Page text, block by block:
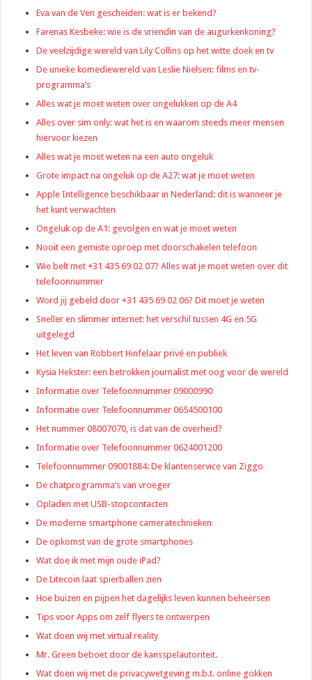
Eva van de Ven gescheiden: wat is er bekend?
Farenas Kesbeke: wie is de vriendin van de augurkenkoning?
De veelzijdige wereld van Lily Collins op het witte doek en tv
De unieke komediewereld van Leslie Nielsen: films en tv-
programma’s
Alles wat je moet weten over ongelukken op de A4
Alles over sim only: wat het is en waarom steeds meer mensen
hiervoor kiezen
Alles wat je moet weten na een auto ongeluk
Grote impact na ongeluk op de A27: wat je moet weten
Apple Intelligence beschikbaar in Nederland: dit is wanneer je
het kunt verwachten
Ongeluk op de A1: gevolgen en wat je moet weten
Nooit een gemiste oproep met doorschakelen telefoon
Wie belt met +31 435 69 02 07? Alles wat je moet weten over dit
telefoonnummer
Word jij gebeld door +31 435 69 02 06? Dit moet je weten
Sneller en slimmer internet: het verschil tussen 4G en 5G
uitgelegd
Het leven van Robbert Hinfelaar privé en publiek
Kysia Hekster: een betrokken journalist met oog voor de wereld
Informatie over Telefoonnummer 09000990
Informatie over Telefoonnummer 0654500100
Het nummer 08007070, is dat van de overheid?
Informatie over Telefoonnummer 0624001200
Telefoonnummer 09001884: De klantenservice van Ziggo
De chatprogramma’s van vroeger
Opladen met USB-stopcontacten
De moderne smartphone cameratechnieken
De opkomst van de grote smartphones
Wat doe ik met mijn oude iPad?
De Litecoin laat spierballen zien
Hoe buizen en pijpen het dagelijks leven kunnen beheersen
Tips voor Apps om zelf flyers te ontwerpen
Wat doen wij met virtual reality
Mr. Green beboet door de kansspelautoriteit.
Wat doen wij met de privacywetgeving m.b.t. online gokken